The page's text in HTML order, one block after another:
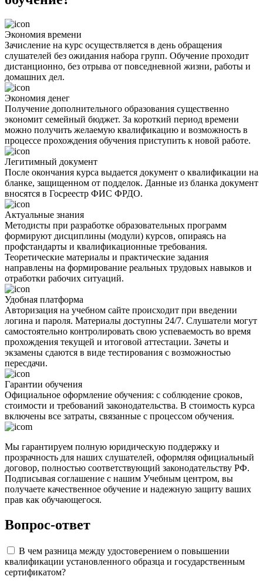
Экономия времени
Зачисление на курс осуществляется в день обращения
слушателей без ожидания набора групп. Обучение проходит
дистанционно, без отрыва от повседневной жизни, работы и
домашних дел.
Экономия денег
Получение дополнительного образования существенно
экономит семейный бюджет. За короткий период времени
можно получить желаемую квалификацию и возможность в
процессе прохождения обучения приступить к новой работе.
Легитимный документ
После окончания курса выдается документ о квалификации на
бланке, защищенном от подделок. Данные из бланка документ
вносятся в Госреестр ФИС ФРДО.
Актуальные знания
Методисты при разработке образовательных программ
формируют дисциплины (модули) курсов, опираясь на
профстандарты и квалификационные требования.
Теоретические материалы и практические задания
направлены на формирование реальных трудовых навыков и
отработки рабочих ситуаций.
Удобная платформа
Авторизация на учебном сайте происходит при введении
логина и пароля. Материалы доступны 24/7. Слушатели могут
самостоятельно контролировать свою успеваемость во время
прохождения текущей и итоговой аттестации. Зачеты и
экзамены сдаются в виде тестирования с возможностью
пересдачи.
Гарантии обучения
Официальное оформление обучения: с соблюдение сроков,
стоимости и требований законодательства. В стоимость курса
включены все затраты, связанные с процессом обучения.
Мы гарантируем полную юридическую поддержку и
прозрачность для наших слушателей, оформляя официальный
договор, полностью соответствующий законодательству РФ.
Подписывая соглашение с нашим Учебным центром, вы
получаете качественное обучение и надежную защиту ваших
прав как обучающегося.
Вопрос-ответ
В чем разница между удостоверением о повышении
квалификации установленного образца и государственным
сертификатом?